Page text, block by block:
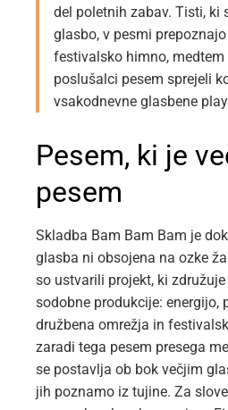
del poletnih zabav. Tisti, ki
glasbo, v pesmi
festivalsko himno,
poslušalci pesem sprejeli
vsakodnevne glasbene
Pesem, ki je
pesem
Skladba Bam Bam Bam je
glasba ni obsojena na ozke
so ustvarili projekt, ki
sodobne produkcije: energijo,
družbena omrežja in
zaradi tega pesem presega
se postavlja ob bok večjim
jih poznamo iz tujine. Za